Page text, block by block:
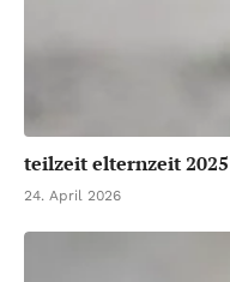
teilzeit elternzeit
24. April 2026